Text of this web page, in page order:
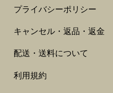
プライバシーポリシー
キャンセル・返品・返金
配送・送料について
利用規約